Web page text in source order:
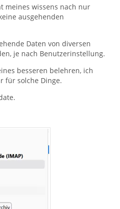
meines wissens nach nur
ausgehenden
Daten von diversen
je nach Benutzerinstellung.
besseren belehren, ich
für solche Dinge.